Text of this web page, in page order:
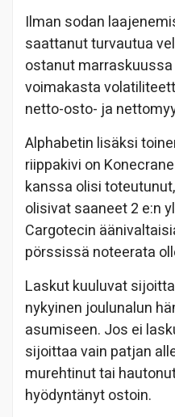
Ilman sodan
saattanut turvautua
ostanut
voimakasta
netto-osto- ja
Alphabetin lisäksi
riippakivi on
kanssa olisi
olisivat saaneet 2 e:n
Cargotecin
pörssissä noteerata
Laskut kuuluvat
nykyinen joulunalun
asumiseen. Jos ei
sijoittaa vain patjan
murehtinut tai
hyödyntänyt ostoin.